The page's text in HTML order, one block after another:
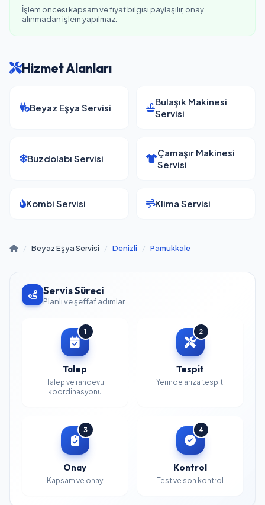
İşlem öncesi kapsam ve fiyat bilgisi paylaşılır, onay
alınmadan işlem yapılmaz.
Hizmet Alanları
Beyaz Eşya Servisi
Bulaşık Makinesi
Servisi
Buzdolabı Servisi
Çamaşır Makinesi
Servisi
Kombi Servisi Klima Servisi
/ Beyaz Eşya Servisi / Denizli / Pamukkale
Servis Süreci
Planlı ve şeffaf adımlar
1
Talep
Talep ve randevu
koordinasyonu
2
Tespit
Yerinde arıza tespiti
3
Onay
Kapsam ve onay
4
Kontrol
Test ve son kontrol